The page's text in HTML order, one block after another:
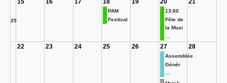
25
15 16 17 18
PAM
Festival
19 20
13:00
Fête de
la Musi
21
22 23 24 25 26 27
Assemblée
Génér
...
28